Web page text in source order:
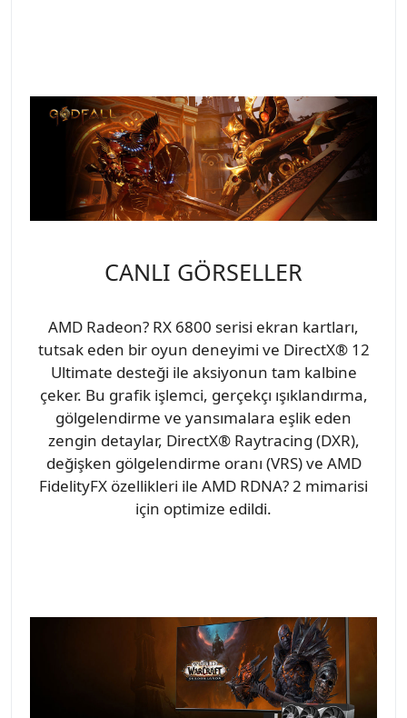
CANLI GÖRSELLER
AMD Radeon? RX 6800 serisi ekran kartları,
tutsak eden bir oyun deneyimi ve DirectX® 12
Ultimate desteği ile aksiyonun tam kalbine
çeker. Bu grafik işlemci, gerçekçı ışıklandırma,
gölgelendirme ve yansımalara eşlik eden
zengin detaylar, DirectX® Raytracing (DXR),
değişken gölgelendirme oranı (VRS) ve AMD
FidelityFX özellikleri ile AMD RDNA? 2 mimarisi
için optimize edildi.